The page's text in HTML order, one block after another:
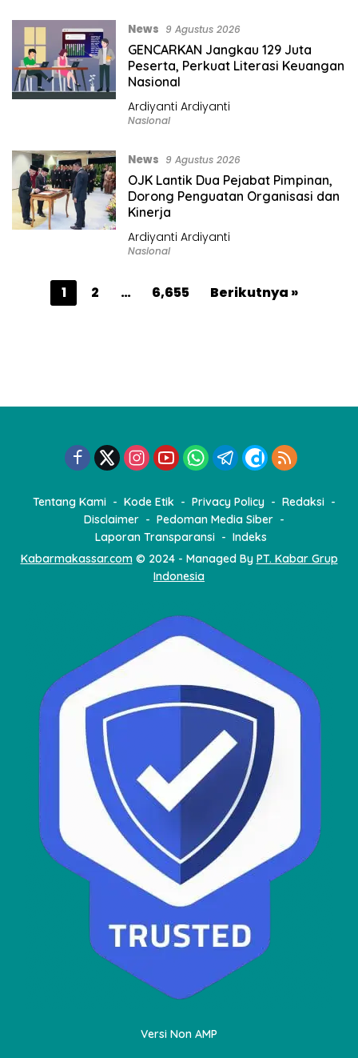
News 9 Agustus 2026
GENCARKAN Jangkau 129 Juta
Peserta, Perkuat Literasi Keuangan
Nasional
Ardiyanti Ardiyanti
Nasional
News 9 Agustus 2026
OJK Lantik Dua Pejabat Pimpinan,
Dorong Penguatan Organisasi dan
Kinerja
Ardiyanti Ardiyanti
Nasional
a
1 2 … 6,655 Berikutnya »
Tentang Kami Kode Etik Privacy Policy
Redaksi
Disclaimer
Pedoman Media Siber
Laporan Transparansi
Indeks
Kabarmakassar.com© 2024 - Managed By PT. Kabar Grup
Indonesia
Versi Non AMP